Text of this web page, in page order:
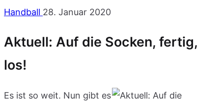
Handball 28. Januar 2020
Aktuell: Auf die Socken, fertig,
los!
Es ist so weit. Nun gibt es